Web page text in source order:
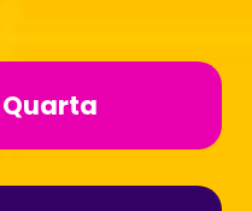
Quarta